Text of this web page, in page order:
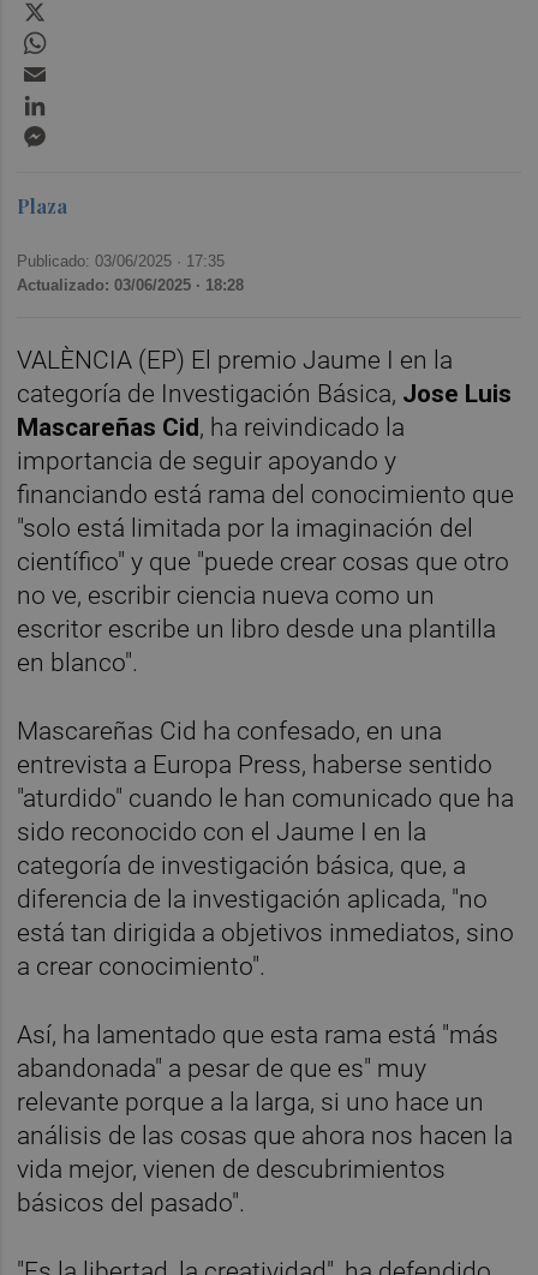
Plaza
Publicado: 03/06/2025 · 17:35
Actualizado: 03/06/2025 · 18:28
VALÈNCIA (EP) El premio Jaume I en la
categoría de Investigación Básica, Jose Luis
Mascareñas Cid, ha reivindicado la
importancia de seguir apoyando y
financiando está rama del conocimiento que
"solo está limitada por la imaginación del
científico" y que "puede crear cosas que otro
no ve, escribir ciencia nueva como un
escritor escribe un libro desde una plantilla
en blanco".
Mascareñas Cid ha confesado, en una
entrevista a Europa Press, haberse sentido
"aturdido" cuando le han comunicado que ha
sido reconocido con el Jaume I en la
categoría de investigación básica, que, a
diferencia de la investigación aplicada, "no
está tan dirigida a objetivos inmediatos, sino
a crear conocimiento".
Así, ha lamentado que esta rama está "más
abandonada" a pesar de que es" muy
relevante porque a la larga, si uno hace un
análisis de las cosas que ahora nos hacen la
vida mejor, vienen de descubrimientos
básicos del pasado".